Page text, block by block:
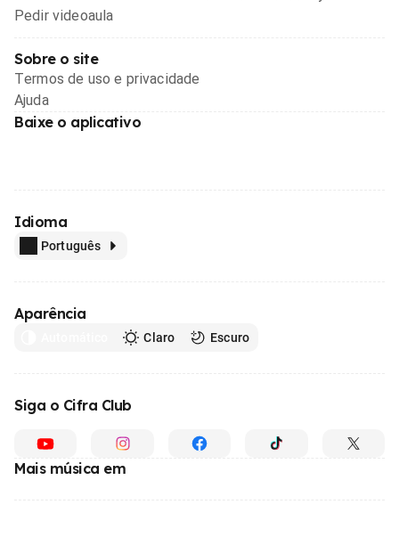
Pedir videoaula
Sobre o site
Termos de uso e privacidade
Ajuda
Baixe o aplicativo
Idioma
Português
Aparência
Claro Escuro
Siga o Cifra Club
Mais música em